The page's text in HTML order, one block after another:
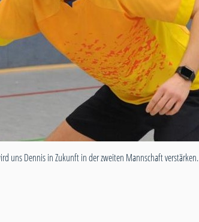
uns Dennis in Zukunft in der zweiten Mannschaft verstärken.